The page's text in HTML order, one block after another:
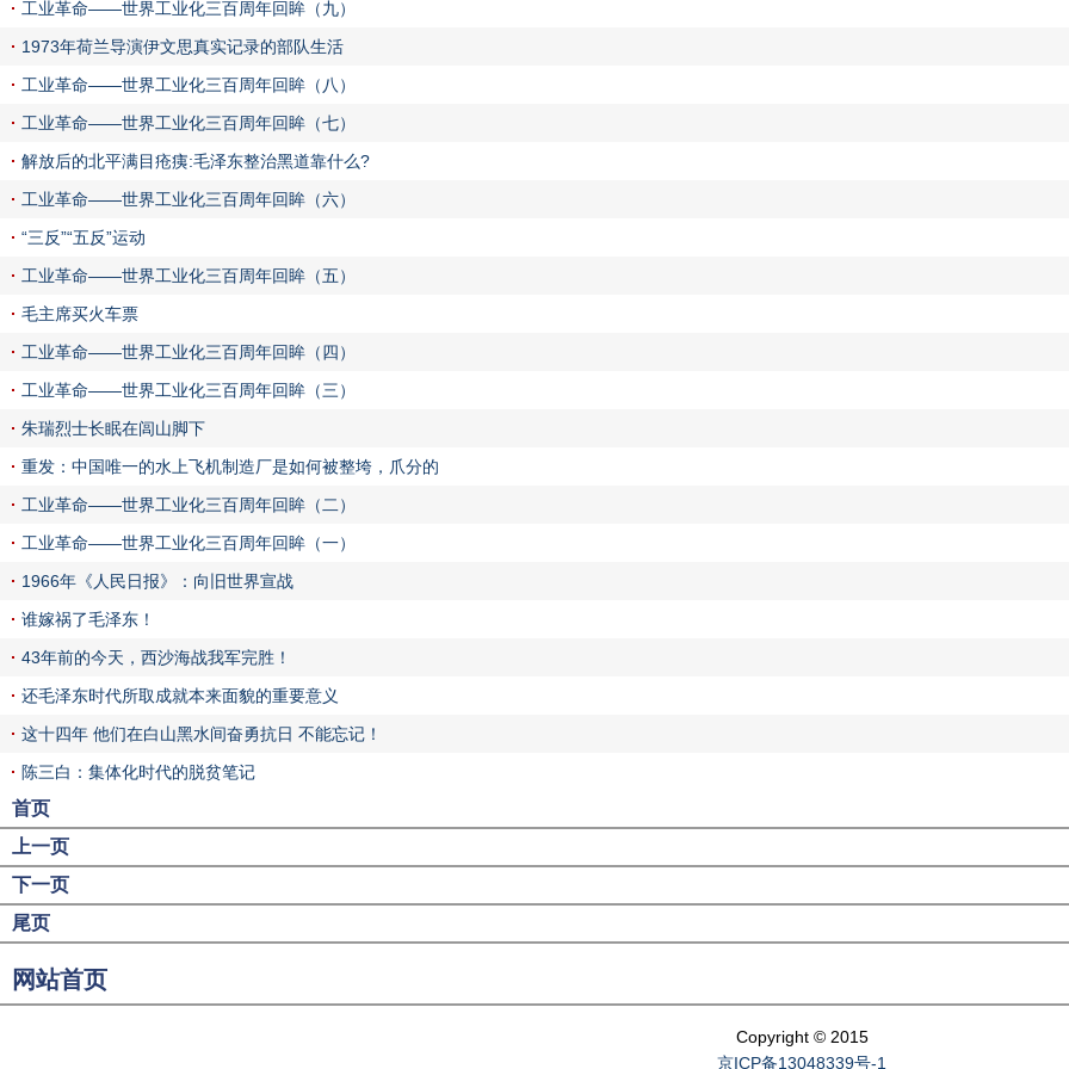
工业革命——世界工业化三百周年回眸（九）
1973年荷兰导演伊文思真实记录的部队生活
工业革命——世界工业化三百周年回眸（八）
工业革命——世界工业化三百周年回眸（七）
解放后的北平满目疮痍:毛泽东整治黑道靠什么?
工业革命——世界工业化三百周年回眸（六）
“三反”“五反”运动
工业革命——世界工业化三百周年回眸（五）
毛主席买火车票
工业革命——世界工业化三百周年回眸（四）
工业革命——世界工业化三百周年回眸（三）
朱瑞烈士长眠在闾山脚下
重发：中国唯一的水上飞机制造厂是如何被整垮，爪分的
工业革命——世界工业化三百周年回眸（二）
工业革命——世界工业化三百周年回眸（一）
1966年《人民日报》：向旧世界宣战
谁嫁祸了毛泽东！
43年前的今天，西沙海战我军完胜！
还毛泽东时代所取成就本来面貌的重要意义
这十四年 他们在白山黑水间奋勇抗日 不能忘记！
陈三白：集体化时代的脱贫笔记
首页
上一页
下一页
尾页
网站首页
Copyright © 2015
京ICP备13048339号-1